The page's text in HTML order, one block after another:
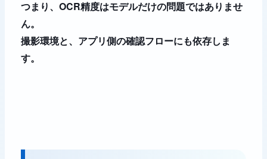
つまり、OCR精度はモデルだけの問題ではありませ
ん。
撮影環境と、アプリ側の確認フローにも依存しま
す。